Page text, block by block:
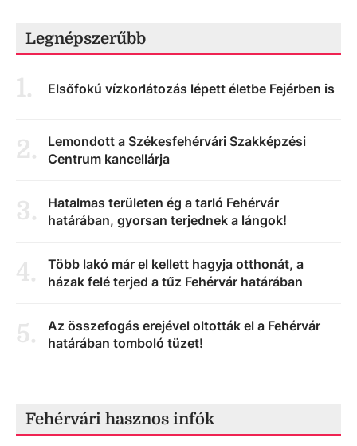
Legnépszerűbb
1. Elsőfokú vízkorlátozás lépett életbe Fejérben is
2.
Lemondott a Székesfehérvári Szakképzési
Centrum kancellárja
3.
Hatalmas területen ég a tarló Fehérvár
határában, gyorsan terjednek a lángok!
4.
Több lakó már el kellett hagyja otthonát, a
házak felé terjed a tűz Fehérvár határában
5.
Az összefogás erejével oltották el a Fehérvár
határában tomboló tüzet!
Fehérvári hasznos infók